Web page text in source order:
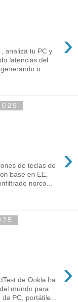
›
analiza tu PC y
latencias del
u...
›
de teclas de
base en EE.
norco...
›
de Ookla ha
mundo para
PC, portátile...